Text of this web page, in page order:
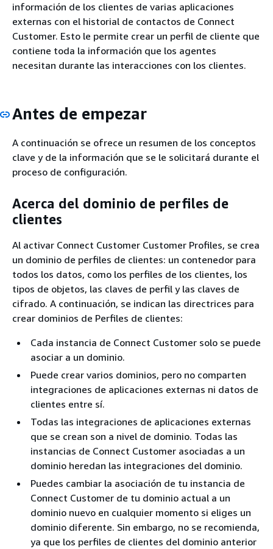
información de los clientes de varias aplicaciones
externas con el historial de contactos de Connect
Customer. Esto le permite crear un perfil de cliente que
contiene toda la información que los agentes
necesitan durante las interacciones con los clientes.
Antes de empezar
A continuación se ofrece un resumen de los conceptos
clave y de la información que se le solicitará durante el
proceso de configuración.
Acerca del dominio de perfiles de
clientes
Al activar Connect Customer Customer Profiles, se crea
un dominio de perfiles de clientes: un contenedor para
todos los datos, como los perfiles de los clientes, los
tipos de objetos, las claves de perfil y las claves de
cifrado. A continuación, se indican las directrices para
crear dominios de Perfiles de clientes:
Cada instancia de Connect Customer solo se puede
asociar a un dominio.
Puede crear varios dominios, pero no comparten
integraciones de aplicaciones externas ni datos de
clientes entre sí.
Todas las integraciones de aplicaciones externas
que se crean son a nivel de dominio. Todas las
instancias de Connect Customer asociadas a un
dominio heredan las integraciones del dominio.
Puedes cambiar la asociación de tu instancia de
Connect Customer de tu dominio actual a un
dominio nuevo en cualquier momento si eliges un
dominio diferente. Sin embargo, no se recomienda,
ya que los perfiles de clientes del dominio anterior